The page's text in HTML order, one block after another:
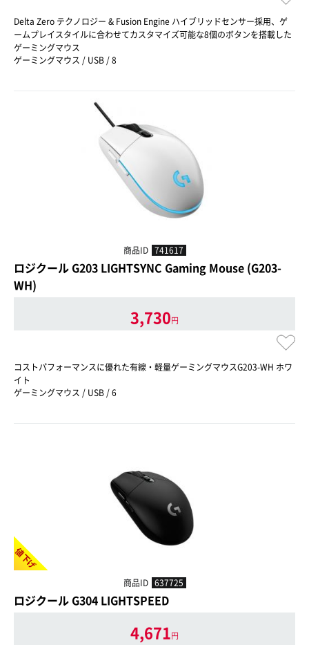
Delta Zero テクノロジー & Fusion Engine ハイブリッドセンサー採用、ゲ
ームプレイスタイルに合わせてカスタマイズ可能な8個のボタンを搭載した
ゲーミングマウス
ゲーミングマウス / USB / 8
商品ID 741617
ロジクール G203 LIGHTSYNC Gaming Mouse (G203-
WH)
3,730円
コストパフォーマンスに優れた有線・軽量ゲーミングマウスG203-WH ホワ
イト
ゲーミングマウス / USB / 6
値下げ
商品ID 637725
ロジクール G304 LIGHTSPEED
4,671円